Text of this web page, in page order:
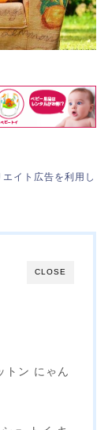
イト広告を利用し
CLOSE
トン にゃん